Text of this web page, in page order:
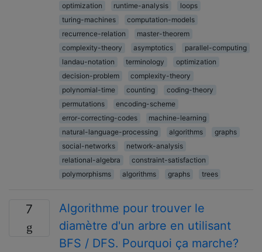
optimization
runtime-analysis
loops
turing-machines
computation-models
recurrence-relation
master-theorem
complexity-theory
asymptotics
parallel-computing
landau-notation
terminology
optimization
decision-problem
complexity-theory
polynomial-time
counting
coding-theory
permutations
encoding-scheme
error-correcting-codes
machine-learning
natural-language-processing
algorithms
graphs
social-networks
network-analysis
relational-algebra
constraint-satisfaction
polymorphisms
algorithms graphs trees
7
Algorithme pour trouver le
diamètre d'un arbre en utilisant
BFS / DFS. Pourquoi ça marche?